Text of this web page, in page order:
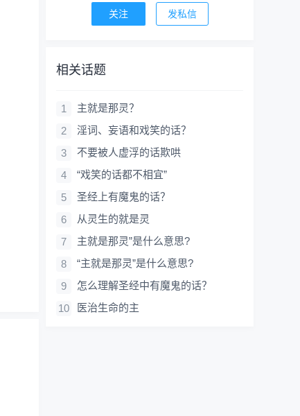
关注 发私信
相关话题
主就是那灵？
淫词、妄语和戏笑的话？
不要被人虚浮的话欺哄
“戏笑的话都不相宜”
圣经上有魔鬼的话？
从灵生的就是灵
主就是那灵”是什么意思?
“主就是那灵”是什么意思?
怎么理解圣经中有魔鬼的话？
医治生命的主